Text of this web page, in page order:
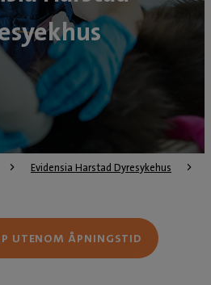
Evidensia Harstad Dyresykehus
UTENOM ÅPNINGSTID